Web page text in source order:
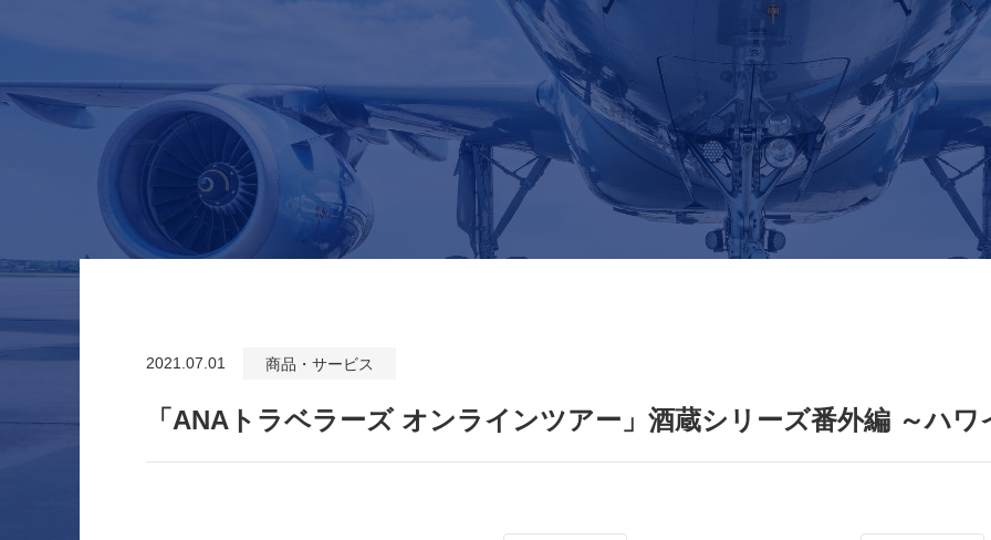
2021.07.01 商品・サービス
「ANAトラベラーズ オンラインツアー」酒蔵シリーズ番外編 ～ハワ